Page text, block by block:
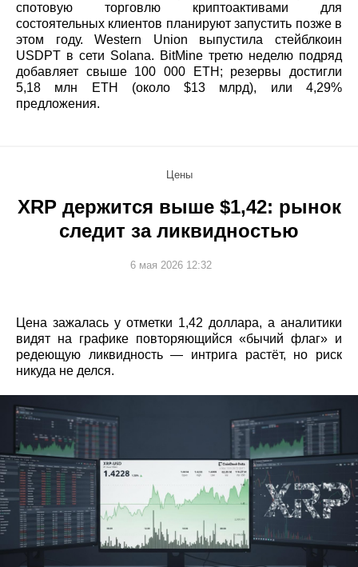
спотовую торговлю криптоактивами для
состоятельных клиентов планируют запустить позже в
этом году. Western Union выпустила стейблкоин
USDPT в сети Solana. BitMine третю неделю подряд
добавляет свыше 100 000 ETH; резервы достигли
5,18 млн ETH (около $13 млрд), или 4,29%
предложения.
Цены
XRP держится выше $1,42: рынок
следит за ликвидностью
6 мая 2026 12:32
Цена зажалась у отметки 1,42 доллара, а аналитики
видят на графике повторяющийся «бычий флаг» и
редеющую ликвидность — интрига растёт, но риск
никуда не делся.